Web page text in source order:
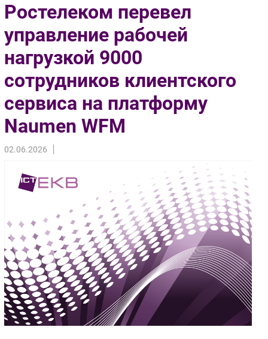
Импорто­замещение
Автоматизация Промышленности
Интернет
Мобильная связь
Фиксированная связь
Интеграция
Рынок ПК
Торговые сети
ПО
Кадры
Регулирование
Финансы
Web
Безопасность
Инновации
CIO/Управление ИТ
Ростелеком перевел
управление рабочей
нагрузкой 9000
сотрудников клиентского
сервиса на платформу
Naumen WFM
02.06.2026